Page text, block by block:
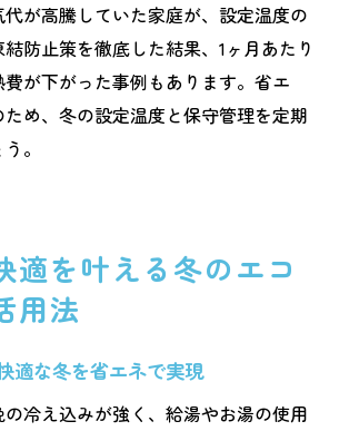
が高騰していた家庭が、設定温度の
防止策を徹底した結果、1ヶ月あたり
が下がった事例もあります。省エ
め、冬の設定温度と保守管理を定期
。
適を叶える冬のエコ
用法
適な冬を省エネで実現
冷え込みが強く、給湯やお湯の使用